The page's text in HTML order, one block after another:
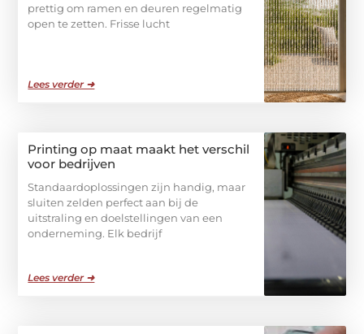
prettig om ramen en deuren regelmatig
open te zetten. Frisse lucht
Lees verder ➜
Printing op maat maakt het verschil
voor bedrijven
Standaardoplossingen zijn handig, maar
sluiten zelden perfect aan bij de
uitstraling en doelstellingen van een
onderneming. Elk bedrijf
Lees verder ➜